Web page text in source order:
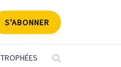
S'ABONNER
TROPHÉES